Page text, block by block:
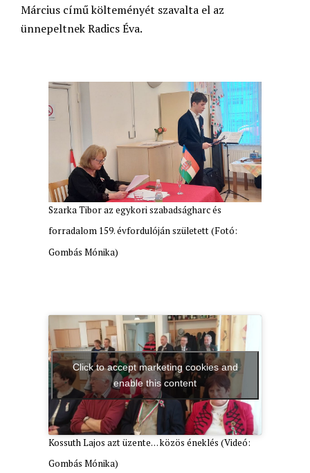
Március című költeményét szavalta el az
ünnepeltnek Radics Éva.
Szarka Tibor az egykori szabadságharc és
forradalom 159. évfordulóján született (Fotó:
Gombás Mónika)
Click to accept marketing cookies and
enable this content
Kossuth Lajos azt üzente… közös éneklés (Videó:
Gombás Mónika)